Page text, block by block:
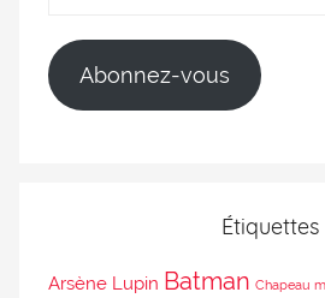
Abonnez-vous
Étiquettes
Arsène Lupin Batman Chapeau